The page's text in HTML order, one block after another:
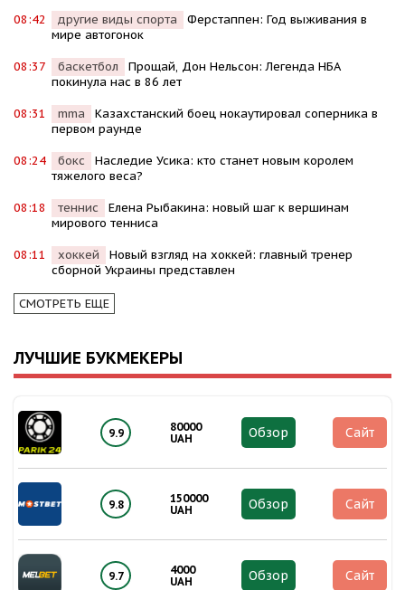
08:42 другие виды спорта
Ферстаппен: Год выживания в
мире автогонок
08:37 баскетбол
Прощай, Дон Нельсон: Легенда НБА
покинула нас в 86 лет
08:31 mma
Казахстанский боец нокаутировал соперника в
первом раунде
08:24 бокс
Наследие Усика: кто станет новым королем
тяжелого веса?
08:18 теннис
Елена Рыбакина: новый шаг к вершинам
мирового тенниса
08:11 хоккей
Новый взгляд на хоккей: главный тренер
сборной Украины представлен
СМОТРЕТЬ ЕЩЕ
ЛУЧШИЕ БУКМЕКЕРЫ
9.9
80000
UAH
Обзор Сайт
9.8
150000
UAH
Обзор Сайт
9.7
4000
UAH
Обзор Сайт